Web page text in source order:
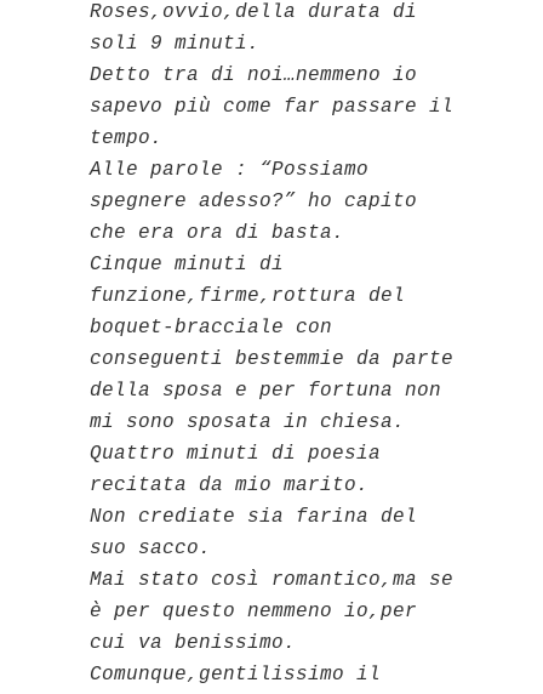
Roses,ovvio,della durata di
soli 9 minuti.
Detto tra di noi…nemmeno io
sapevo più come far passare il
tempo.
Alle parole : “Possiamo
spegnere adesso?” ho capito
che era ora di basta.
Cinque minuti di
funzione,firme,rottura del
boquet-bracciale con
conseguenti bestemmie da parte
della sposa e per fortuna non
mi sono sposata in chiesa.
Quattro minuti di poesia
recitata da mio marito.
Non crediate sia farina del
suo sacco.
Mai stato così romantico,ma se
è per questo nemmeno io,per
cui va benissimo.
Comunque,gentilissimo il